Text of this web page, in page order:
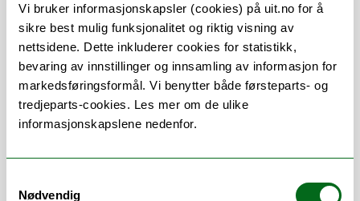
Vi bruker informasjonskapsler (cookies) på uit.no for å
sikre best mulig funksjonalitet og riktig visning av
nettsidene. Dette inkluderer cookies for statistikk,
bevaring av innstillinger og innsamling av informasjon for
markedsføringsformål. Vi benytter både førsteparts- og
tredjeparts-cookies. Les mer om de ulike
informasjonskapslene nedenfor.
Nødvendig
CV
Publikasjoner
Andre publikasjoner
Vedlegg
Her finner du meg
Stillingsbeskrivelse